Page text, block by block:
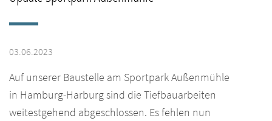
03.06.2023
Auf unserer Baustelle am Sportpark Außenmühle
in Hamburg-Harburg sind die Tiefbauarbeiten
weitestgehend abgeschlossen. Es fehlen nun